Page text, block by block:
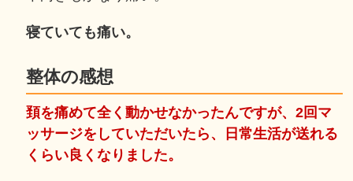
寝ていても痛い。
整体の感想
頚を痛めて全く動かせなかったんですが、2回マ
ッサージをしていただいたら、日常生活が送れる
くらい良くなりました。